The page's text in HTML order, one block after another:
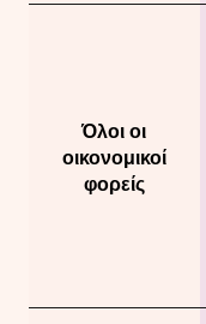
Όλοι οι
οικονομικοί
φορείς